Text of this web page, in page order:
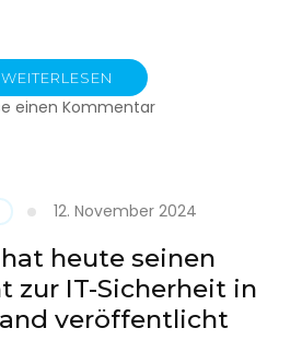
WEITERLESEN
einen Kommentarzu
aus
CSV
erstellen
12. November 2024
hat heute seinen
zur IT-Sicherheit in
veröffentlicht